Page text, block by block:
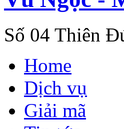
Số 04 Thiên
Home
Dịch vụ
Giải mã